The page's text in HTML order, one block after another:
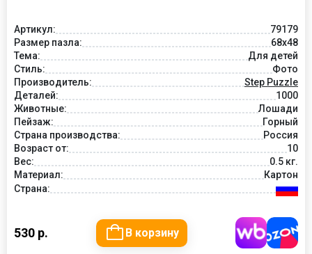
Артикул:
79179
Размер пазла:
68x48
Тема:
Для детей
Стиль:
Фото
Производитель:
Step Puzzle
Деталей:
1000
Животные:
Лошади
Пейзаж:
Горный
Страна производства:
Россия
Возраст от:
10
Вес:
0.5 кг.
Материал:
Картон
Страна:
530 р. В корзину